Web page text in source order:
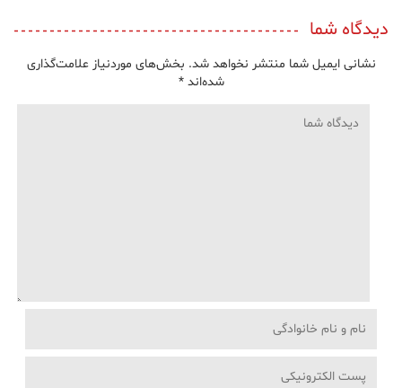
دیدگاه شما
نشانی ایمیل شما منتشر نخواهد شد. بخش‌های موردنیاز علامت‌گذاری
شده‌اند*